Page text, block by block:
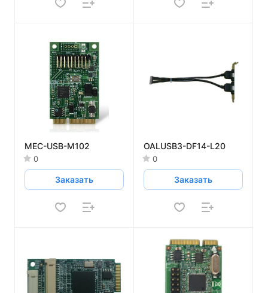
MEC-USB-M102
0
Заказать
OALUSB3-DF14-L20
0
Заказать